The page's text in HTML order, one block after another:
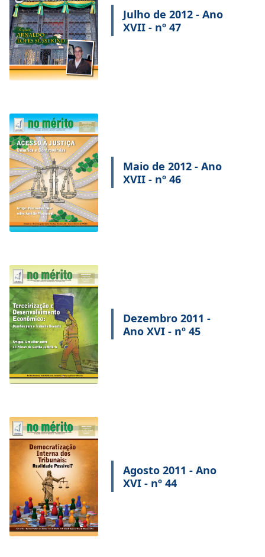
Julho de 2012 - Ano
XVII - nº 47
Maio de 2012 - Ano
XVII - nº 46
Dezembro 2011 -
Ano XVI - nº 45
Agosto 2011 - Ano
XVI - nº 44